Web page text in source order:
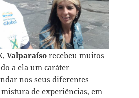
Valparaísorecebeu muitos
a ela um caráter
nos seus diferentes
mistura de experiências, em